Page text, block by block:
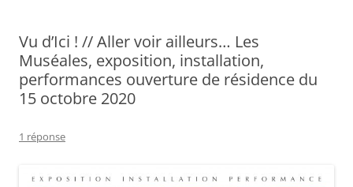
Vu d’Ici ! // Aller voir ailleurs… Les
Muséales, exposition, installation,
performances ouverture de résidence du
15 octobre 2020
1 réponse